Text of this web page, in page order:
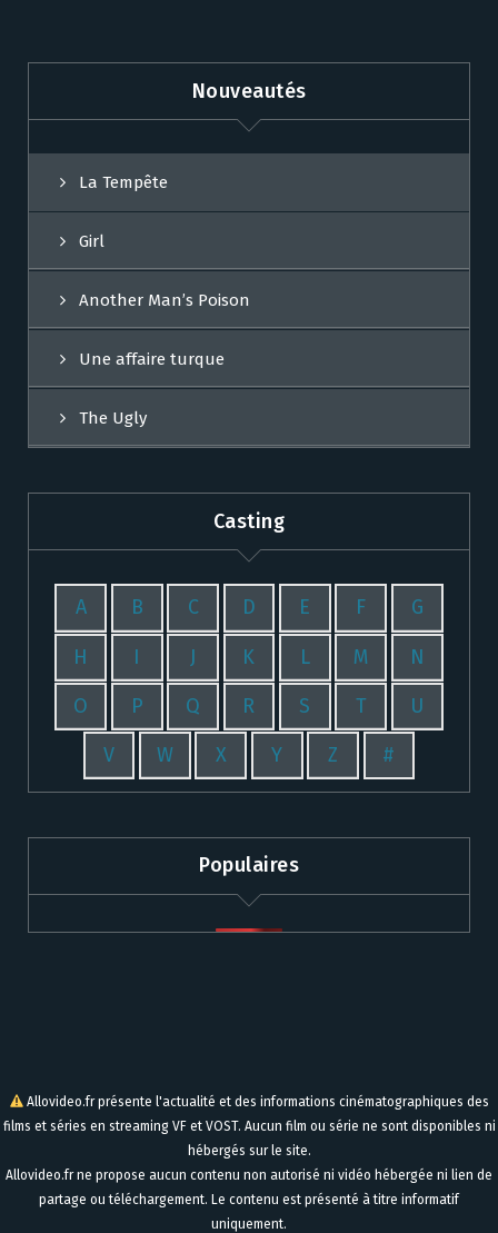
Nouveautés
La Tempête
Girl
Another Man’s Poison
Une affaire turque
The Ugly
Casting
A B C D E F G
H I J K L M N
O P Q R S T U
V W X Y Z #
Populaires
Allovideo.fr présente l'actualité et des informations cinématographiques des
films et séries en streaming VF et VOST. Aucun film ou série ne sont disponibles ni
hébergés sur le site.
Allovideo.fr ne propose aucun contenu non autorisé ni vidéo hébergée ni lien de
partage ou téléchargement. Le contenu est présenté à titre informatif
uniquement.